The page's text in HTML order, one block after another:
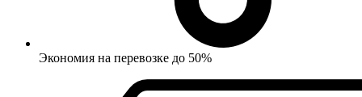
Экономия на перевозке до 50%